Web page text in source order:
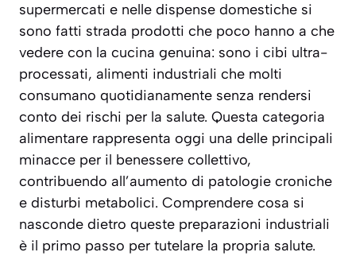
supermercati e nelle dispense domestiche si
sono fatti strada prodotti che poco hanno a che
vedere con la cucina genuina: sono i cibi ultra-
processati, alimenti industriali che molti
consumano quotidianamente senza rendersi
conto dei rischi per la salute. Questa categoria
alimentare rappresenta oggi una delle principali
minacce per il benessere collettivo,
contribuendo all’aumento di patologie croniche
e disturbi metabolici. Comprendere cosa si
nasconde dietro queste preparazioni industriali
è il primo passo per tutelare la propria salute.